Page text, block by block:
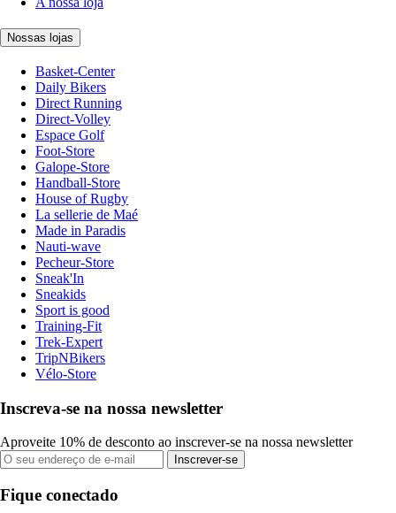
Nossas lojas
Basket-Center
Daily Bikers
Direct Running
Direct-Volley
Espace Golf
Foot-Store
Galope-Store
Handball-Store
House of Rugby
La sellerie de Maé
Made in Paradis
Nauti-wave
Pecheur-Store
Sneak'In
Sneakids
Sport is good
Training-Fit
Trek-Expert
TripNBikers
Vélo-Store
Inscreva-se na nossa newsletter
Aproveite 10% de desconto ao inscrever-se na nossa newsletter
Inscrever-se
Fique conectado